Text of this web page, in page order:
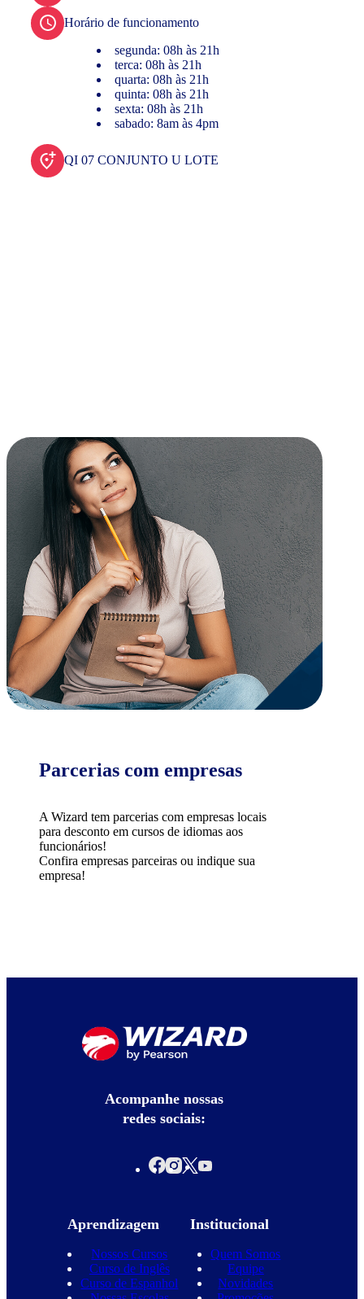
Horário de funcionamento
segunda: 08h às 21h
terca: 08h às 21h
quarta: 08h às 21h
quinta: 08h às 21h
sexta: 08h às 21h
sabado: 8am às 4pm
QI 07 CONJUNTO U LOTE
Parcerias com empresas
A Wizard tem parcerias com empresas locais
para desconto em cursos de idiomas aos
funcionários!
Confira empresas parceiras ou indique sua
empresa!
Acompanhe nossas
redes sociais:
Aprendizagem
Nossos Cursos
Curso de Inglês
Curso de Espanhol
Institucional
Quem Somos
Equipe
Novidades